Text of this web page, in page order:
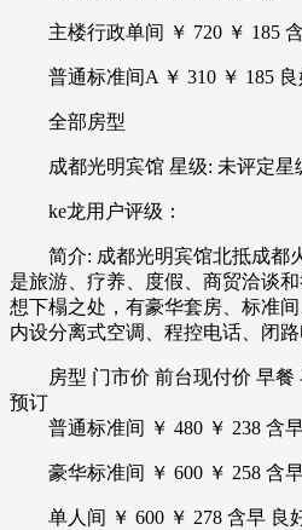
主楼行政单间 ￥ 720 ￥ 185 含
普通标准间A ￥ 310 ￥ 185 良
全部房型
成都光明宾馆 星级: 未评定星
ke龙用户评级：
简介: 成都光明宾馆北抵成都火
是旅游、疗养、度假、商贸洽谈
想下榻之处，有豪华套房、标准间
内设分离式空调、程控电话、闭
房型 门市价 前台现付价 早餐
预订
普通标准间 ￥ 480 ￥ 238 含
豪华标准间 ￥ 600 ￥ 258 含
单人间 ￥ 600 ￥ 278 含早 良